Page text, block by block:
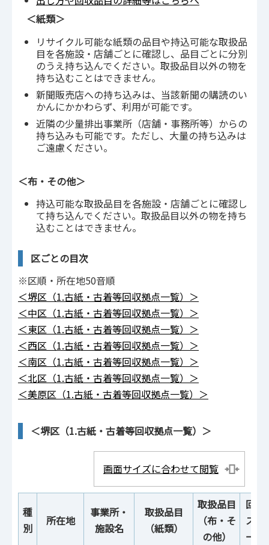
＜紙類＞
リサイクル可能な紙類の品目や持込可能な取扱品
目を各施設・店舗ごとに確認し、品目ごとに分別
のうえ持ち込んでください。取扱品目以外の物を
持ち込むことはできません。
新聞販売店への持ち込みは、当該新聞の購読のい
かんにかかわらず、利用が可能です。
近隣の少量排出事業所（店舗・事務所等）からの
持ち込みも可能です。ただし、大量の持ち込みは
ご遠慮ください。
＜布・その他＞
持込可能な取扱品目を各施設・店舗ごとに確認し
て持ち込んでください。取扱品目以外の物を持ち
込むことはできません。
区ごとの目次
※区順・所在地50音順
＜堺区 （1.古紙・古着等回収拠点一覧）＞
＜中区 （1.古紙・古着等回収拠点一覧）＞
＜東区 （1.古紙・古着等回収拠点一覧）＞
＜西区 （1.古紙・古着等回収拠点一覧）＞
＜南区 （1.古紙・古着等回収拠点一覧）＞
＜北区 （1.古紙・古着等回収拠点一覧）＞
＜美原区 （1.古紙・古着等回収拠点一覧）＞
＜堺区（1.古紙・古着等回収拠点一覧）＞
画面サイズに合わせて閲覧
種
別
所在地
事業所・
施設名
取扱品目
（紙類）
取扱品目
（布・そ
の他）
回収
ス・
ー設